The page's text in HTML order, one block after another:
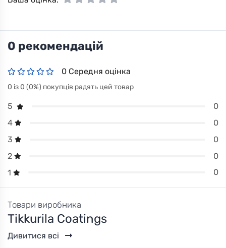
0 рекомендацій
0 Середня оцінка
0 із 0 (0%) покупців радять цей товар
5
0
4
0
3
0
2
0
1
0
Товари виробника
Tikkurila Coatings
Дивитися всі